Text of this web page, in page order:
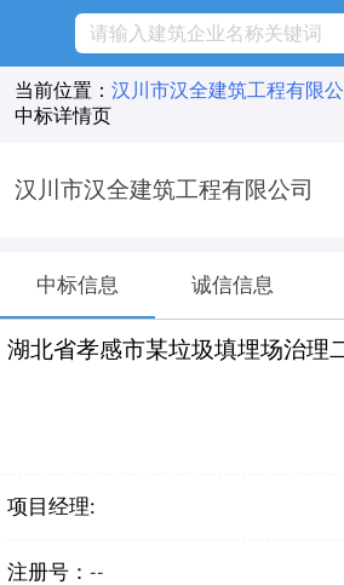
当前位置： 汉川市汉全建筑工程有限
中标详情页
汉川市汉全建筑工程有限公司
中标信息 诚信信息
湖北省孝感市某垃圾填埋场治理
项目经理:
注册号： --